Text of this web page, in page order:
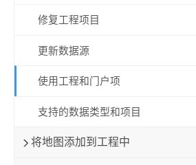
修复工程项目
更新数据源
使用工程和门户项
支持的数据类型和项目
将地图添加到工程中